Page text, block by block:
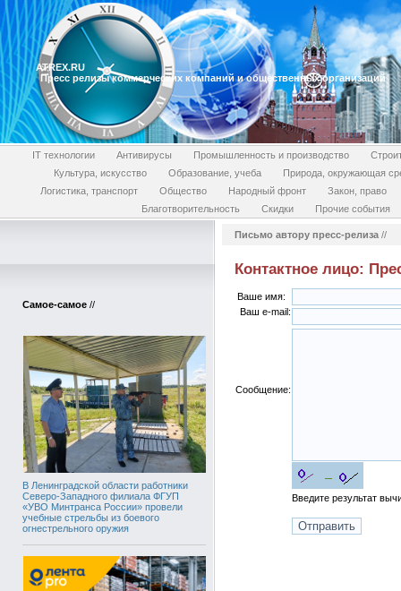
ATREX.RU
Пресс релизы коммерческих компаний и общественных организаций
IT технологии Антивирусы Промышленность и производство
Культура, искусство
Образование, учеба
Природа, окружающая
Логистика, транспорт
Общество Народный фронт
Закон, право
Благотворительность
Скидки Прочие события
Самое-самое //
В Ленинградской области работники
Северо-Западного филиала ФГУП
«УВО Минтранса России» провели
учебные стрельбы из боевого
огнестрельного оружия
Письмо автору пресс-релиза //
Контактное лицо:
Ваше имя:
Ваш e-mail:
Сообщение:
Введите результат